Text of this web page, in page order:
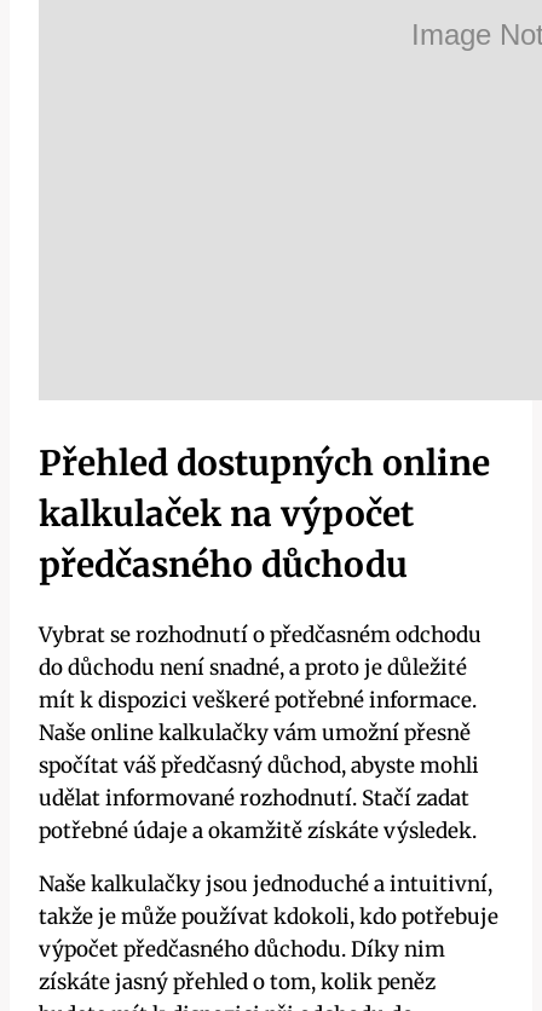
Přehled dostupných online
kalkulaček na výpočet
předčasného důchodu
Vybrat se rozhodnutí o předčasném odchodu
do důchodu není snadné, a proto je důležité
mít k dispozici veškeré potřebné informace.
Naše online kalkulačky vám umožní přesně
spočítat váš předčasný důchod, abyste mohli
udělat informované rozhodnutí. Stačí zadat
potřebné údaje a okamžitě získáte výsledek.
Naše kalkulačky jsou jednoduché a intuitivní,
takže je může používat kdokoli, kdo potřebuje
výpočet předčasného důchodu. Díky nim
získáte jasný přehled o tom, kolik peněz